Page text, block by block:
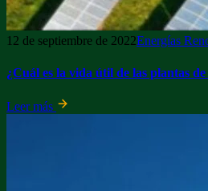
12 de septiembre de 2022Energías
¿Cuál es la vida útil de las plantas
Leer más